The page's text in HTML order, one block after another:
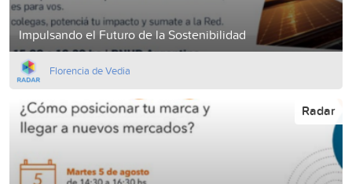
Impulsando el Futuro de la Sostenibilidad
Florencia de Vedia
Radar